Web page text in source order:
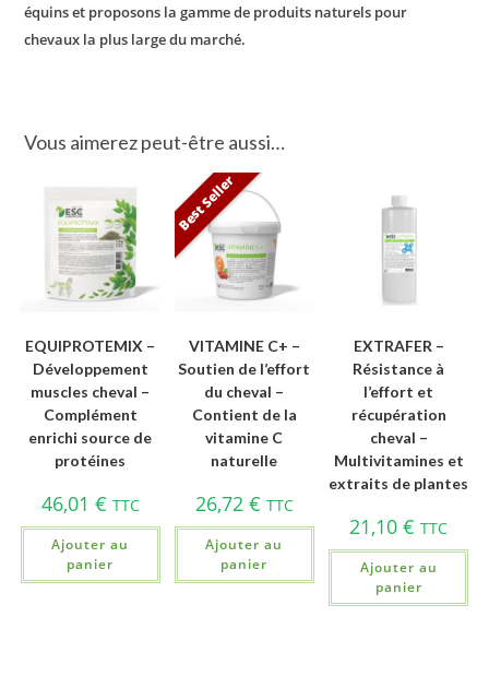
équins et proposons la gamme de produits naturels pour
chevaux la plus large du marché.
Vous aimerez peut-être aussi…
EQUIPROTEMIX –
Développement
muscles cheval –
Complément
enrichi source de
protéines
46,01 € TTC
Ajouter au
panier
Best Seller
VITAMINE C+ –
Soutien de l’effort
du cheval –
Contient de la
vitamine C
naturelle
26,72 € TTC
Ajouter au
panier
EXTRAFER –
Résistance à
l’effort et
récupération
cheval –
Multivitamines et
extraits de plantes
21,10€ TTC
Ajouter au
panier